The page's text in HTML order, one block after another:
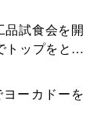
品試食会を開
トップをとれ
を」
ーカドーを